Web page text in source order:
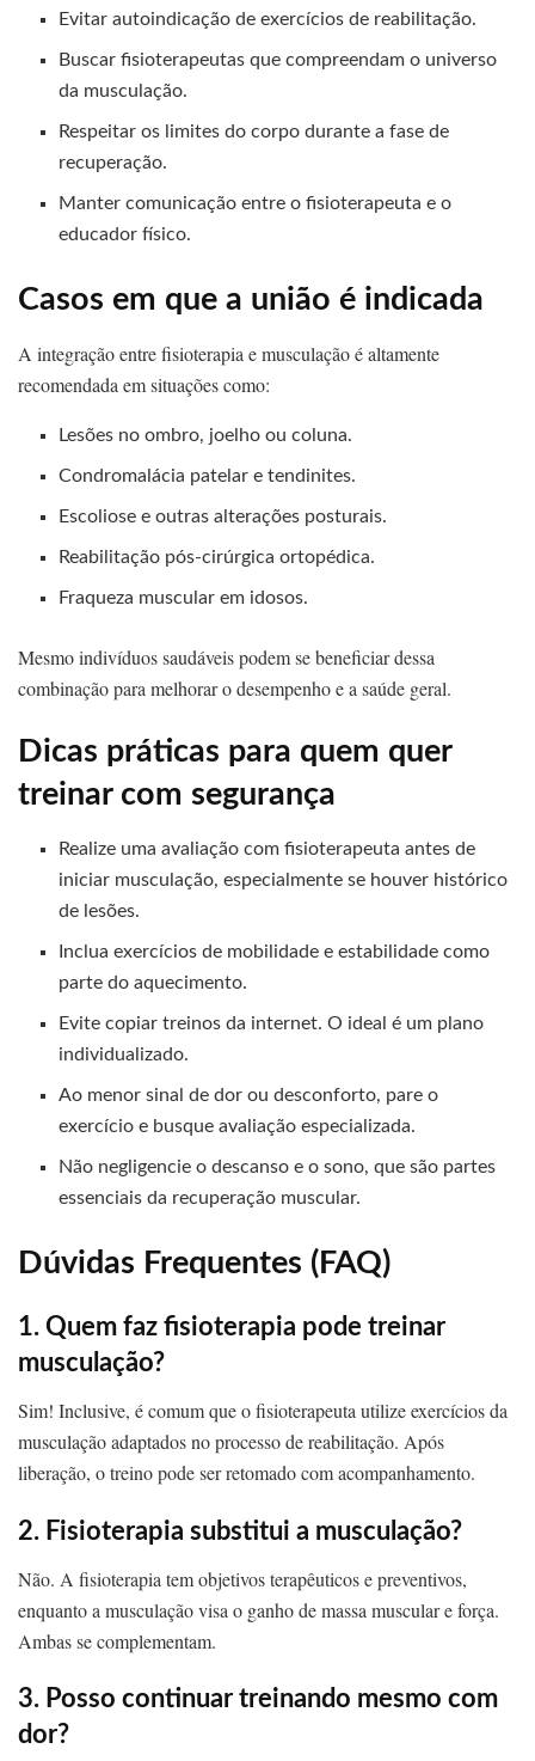
Evitar autoindicação de exercícios de reabilitação.
Buscar fisioterapeutas que compreendam o universo
da musculação.
Respeitar os limites do corpo durante a fase de
recuperação.
Manter comunicação entre o fisioterapeuta e o
educador físico.
Casos em que a união é indicada
A integração entre fisioterapia e musculação é altamente
recomendada em situações como:
Lesões no ombro, joelho ou coluna.
Condromalácia patelar e tendinites.
Escoliose e outras alterações posturais.
Reabilitação pós-cirúrgica ortopédica.
Fraqueza muscular em idosos.
Mesmo indivíduos saudáveis podem se beneficiar dessa
combinação para melhorar o desempenho e a saúde geral.
Dicas práticas para quem quer
treinar com segurança
Realize uma avaliação com fisioterapeuta antes de
iniciar musculação, especialmente se houver histórico
de lesões.
Inclua exercícios de mobilidade e estabilidade como
parte do aquecimento.
Evite copiar treinos da internet. O ideal é um plano
individualizado.
Ao menor sinal de dor ou desconforto, pare o
exercício e busque avaliação especializada.
Não negligencie o descanso e o sono, que são partes
essenciais da recuperação muscular.
Dúvidas Frequentes (FAQ)
1. Quem faz fisioterapia pode treinar
musculação?
Sim! Inclusive, é comum que o fisioterapeuta utilize exercícios da
musculação adaptados no processo de reabilitação. Após
liberação, o treino pode ser retomado com acompanhamento.
2. Fisioterapia substitui a musculação?
Não. A fisioterapia tem objetivos terapêuticos e preventivos,
enquanto a musculação visa o ganho de massa muscular e força.
Ambas se complementam.
3. Posso continuar treinando mesmo com
dor?